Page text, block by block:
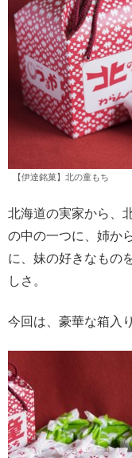
【伊達銘菓】北の童もち
北海道の実家から、
の中の一つに、姉か
に、妹の好きなもの
しさ。
今回は、豪華な箱入